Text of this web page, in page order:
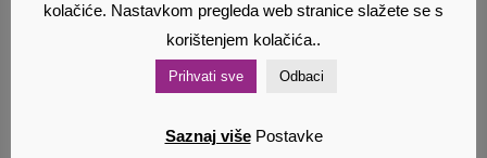
kolačiće. Nastavkom pregleda web stranice slažete se s
korištenjem kolačića..
Prihvati sve Odbaci
Saznaj više Postavke